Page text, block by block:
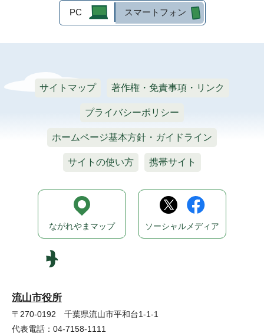
PC スマートフォン
サイトマップ 著作権・免責事項・リンク
プライバシーポリシー
ホームページ基本方針・ガイドライン
サイトの使い方 携帯サイト
流山市役所
〒270-0192 千葉県流山市平和台1-1-1
代表電話：04-7158-1111
ながれやまマップ ソーシャルメディア